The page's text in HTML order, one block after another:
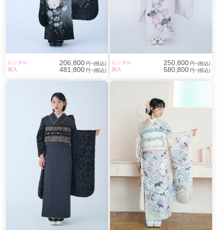
レンタル 206,800 円~(税込)
購入
481,800 円~(税込)
レンタル 250,800 円~(税込)
購入
580,800 円~(税込)